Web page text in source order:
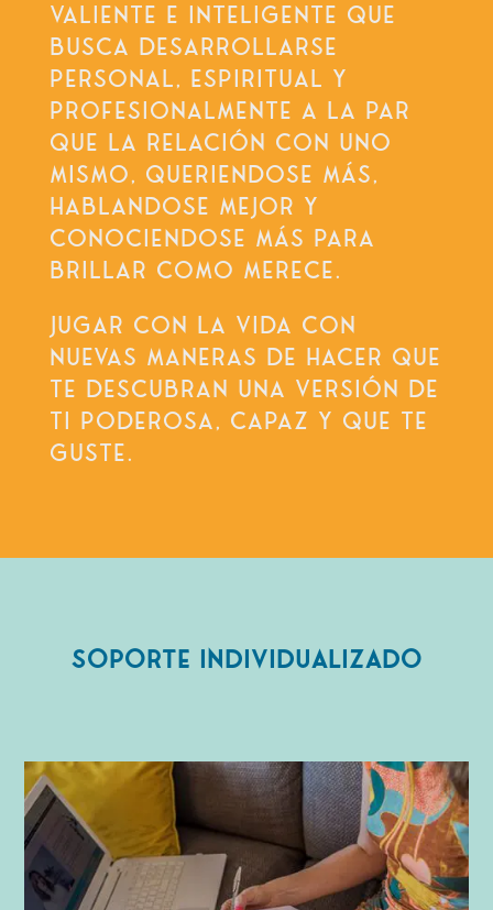
VALIENTE E INTELIGENTE QUE
BUSCA DESARROLLARSE
PERSONAL, ESPIRITUAL Y
PROFESIONALMENTE A LA PAR
QUE LA RELACIÓN CON UNO
MISMO, QUERIENDOSE MÁS,
HABLANDOSE MEJOR Y
CONOCIENDOSE MÁS PARA
BRILLAR COMO MERECE.
JUGAR CON LA VIDA CON
NUEVAS MANERAS DE HACER QUE
TE DESCUBRAN UNA VERSIÓN DE
TI PODEROSA, CAPAZ Y QUE TE
GUSTE.
SOPORTE INDIVIDUALIZADO